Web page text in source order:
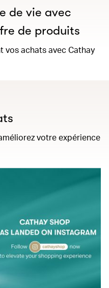
de vie avec
de produits
vos achats avec Cathay
votre expérience